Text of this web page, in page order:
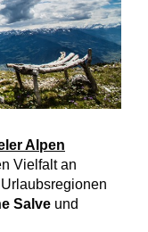
Alpen
Vielfalt an
Salve und